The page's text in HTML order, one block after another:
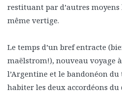
restituant par d’autres moyens
même vertige.
Le temps d’un bref entracte
maëlstrom!), nouveau voyage
l’Argentine et le bandonéon
habiter les deux accordéons du